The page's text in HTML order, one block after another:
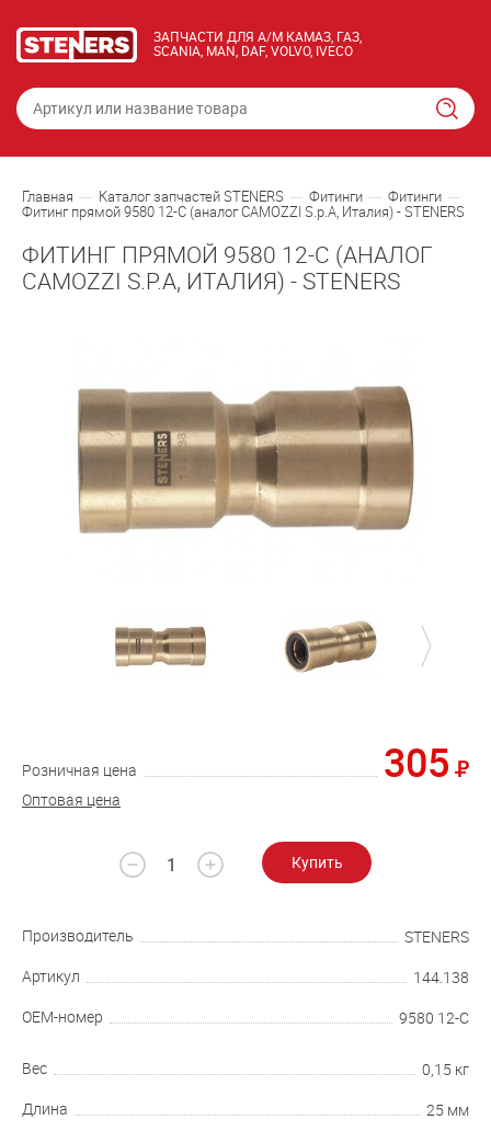
ЗАПЧАСТИ ДЛЯ А/М КАМАЗ, ГАЗ,
SCANIA, MAN, DAF, VOLVO, IVECO
Главная Каталог запчастей STENERS Фитинги
Фитинги
Фитинг прямой 9580 12-С (аналог CAMOZZI S.p.A, Италия) - STENERS
ФИТИНГ ПРЯМОЙ 9580 12-С (АНАЛОГ
CAMOZZI S.P.A, ИТАЛИЯ) - STENERS
Розничная цена 305
Оптовая цена
Купить
Производитель STENERS
Артикул 144.138
OEM-номер 9580 12-С
Вес 0,15 кг
Длина 25 мм